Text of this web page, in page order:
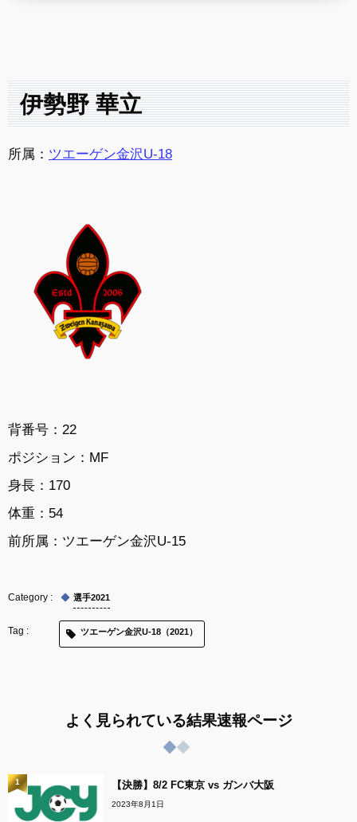
伊勢野 華立
所属： ツエーゲン金沢U-18
背番号：22
ポジション：MF
身長：170
体重：54
前所属：ツエーゲン金沢U-15
選手2021
ツエーゲン金沢U-18（2021）
よく見られている結果速報ページ
【決勝】8/2 FC東京 vs ガンバ大阪
2023年8月1日
1